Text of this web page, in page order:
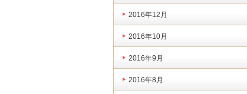
2016年12月
2016年10月
2016年9月
2016年8月